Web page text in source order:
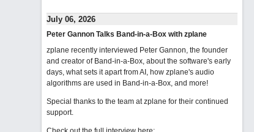
July 06, 2026
Peter Gannon Talks Band-in-a-Box with zplane
zplane recently interviewed Peter Gannon, the founder
and creator of Band-in-a-Box, about the software's early
days, what sets it apart from AI, how zplane's audio
algorithms are used in Band-in-a-Box, and more!
Special thanks to the team at zplane for their continued
support.